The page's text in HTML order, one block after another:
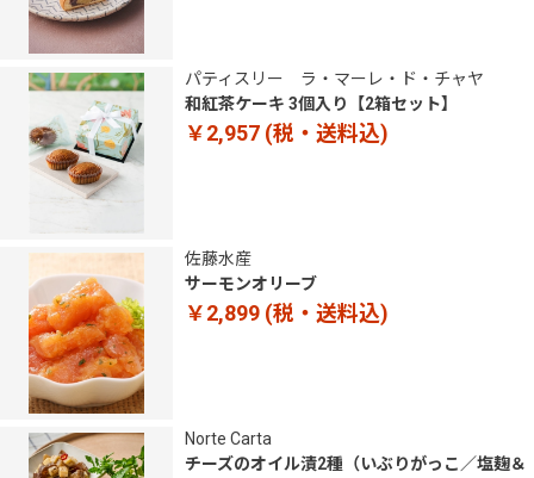
パティスリー ラ・マーレ・ド・チャヤ
和紅茶ケーキ 3個入り【2箱セット】
￥2,957 (税・送料込)
佐藤水産
サーモンオリーブ
￥2,899 (税・送料込)
Norte Carta
チーズのオイル漬2種（いぶりがっこ／塩麹＆